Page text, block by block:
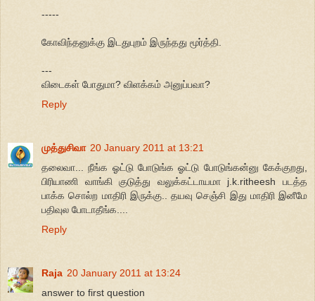
-----
கோவிந்தனுக்கு இடதுபுறம் இருந்தது மூர்த்தி.
---
விடைகள் போதுமா? விளக்கம் அனுப்பவா?
Reply
முத்துசிவா 20 January 2011 at 13:21
தலைவா... நீங்க ஓட்டு போடுங்க ஓட்டு போடுங்கன்னு கேக்குறது,
பிரியாணி வாங்கி குடுத்து வலுக்கட்டாயமா j.k.ritheesh படத்த
பாக்க சொல்ற மாதிரி இருக்கு.. தயவு செஞ்சி இது மாதிரி இனீமே
பதிவுல போடாதீங்க....
Reply
Raja 20 January 2011 at 13:24
answer to first question